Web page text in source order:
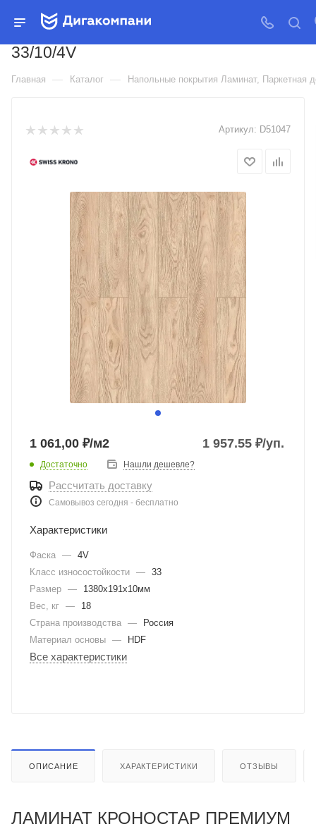
ЛАМИНАТ КРОНОСТАР
ПРЕМИУМ COMPLIMENT
33/10/4V
Главная — Каталог — Напольные покрытия Ламинат, Паркетная
Артикул: D51047
1 061,00 ₽/м2 1 957.55 ₽/уп.
Достаточно Нашли дешевле?
Рассчитать доставку
Самовывоз сегодня - бесплатно
Характеристики
Фаска — 4V
Класс износостойкости — 33
Размер —
1380х191х10мм
Вес, кг —
18
Страна производства —
Россия
Материал основы — HDF
Все характеристики
ОПИСАНИЕ ХАРАКТЕРИСТИКИ ОТЗЫВЫ
ЛАМИНАТ КРОНОСТАР ПРЕМИУМ